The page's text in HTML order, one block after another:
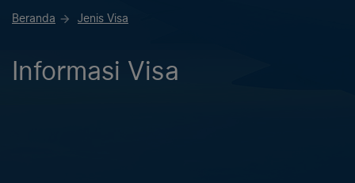
Beranda arrow_forward Jenis Visa
Informasi Visa